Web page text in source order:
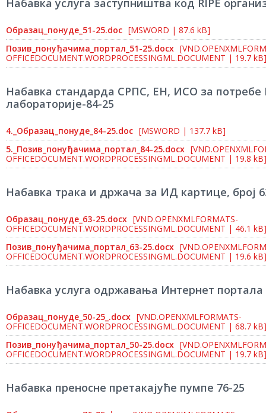
Набавка услуга заступништва код RIPE
Образац_понуде_51-25.doc [MSWORD | 87.6 kB]
Позив_понуђачима_портал_51-25.docx
OFFICEDOCUMENT.WORDPROCESSINGML.DOCUMENT | 19.7 kB]
Набавка стандарда СРПС, ЕН, ИСО за потребе
лабораторије-84-25
4._Образац_понуде_84-25.doc [MSWORD | 137.7 kB]
5._Позив_понуђачима_портал_84-25.docx
OFFICEDOCUMENT.WORDPROCESSINGML.DOCUMENT | 19.8 kB]
Набавка тракa и држачa за ИД картице, број
Образац_понуде_63-25.docx [VND.OPENXMLFORMATS-
OFFICEDOCUMENT.WORDPROCESSINGML.DOCUMENT | 46.1 kB]
Позив_понуђачима_портал_63-25.docx
OFFICEDOCUMENT.WORDPROCESSINGML.DOCUMENT | 19.6 kB]
Набавка услуга одржавања Интернет портала
Образац_понуде_50-25_.docx [VND.OPENXMLFORMATS-
OFFICEDOCUMENT.WORDPROCESSINGML.DOCUMENT | 68.7 kB]
Позив_понуђачима_портал_50-25.docx
OFFICEDOCUMENT.WORDPROCESSINGML.DOCUMENT | 19.7 kB]
Набавка преносне претакајуће пумпе 76-25